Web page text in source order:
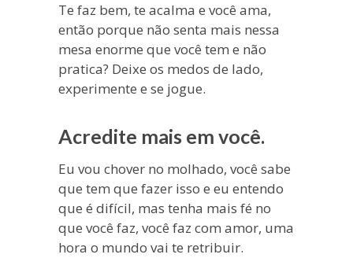
Te faz bem, te acalma e você ama,
então porque não senta mais nessa
mesa enorme que você tem e não
pratica? Deixe os medos de lado,
experimente e se jogue.
Acredite mais em você.
Eu vou chover no molhado, você sabe
que tem que fazer isso e eu entendo
que é difícil, mas tenha mais fé no
que você faz, você faz com amor, uma
hora o mundo vai te retribuir.